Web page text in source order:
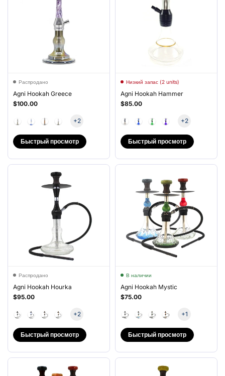
Распродано
Agni Hookah Greece
$100.00
+2
Быстрый просмотр
Низкий запас (2 units)
Agni Hookah Hammer
$85.00
+2
Быстрый просмотр
Распродано
Agni Hookah Hourka
$95.00
+2
Быстрый просмотр
В наличии
Agni Hookah Mystic
$75.00
+1
Быстрый просмотр